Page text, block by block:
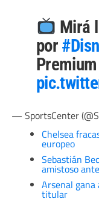
Mirá
por
Premium
— SportsCenter
Chelsea
europeo
Sebastián
amistoso
Arsenal gana
titular